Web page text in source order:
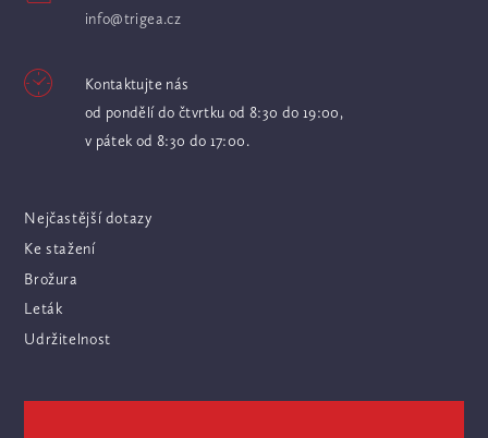
info@trigea.cz
Kontaktujte nás
od pondělí do čtvrtku od 8:30 do 19:00,
v pátek od 8:30 do 17:00.
Nejčastější dotazy
Ke stažení
Brožura
Leták
Udržitelnost